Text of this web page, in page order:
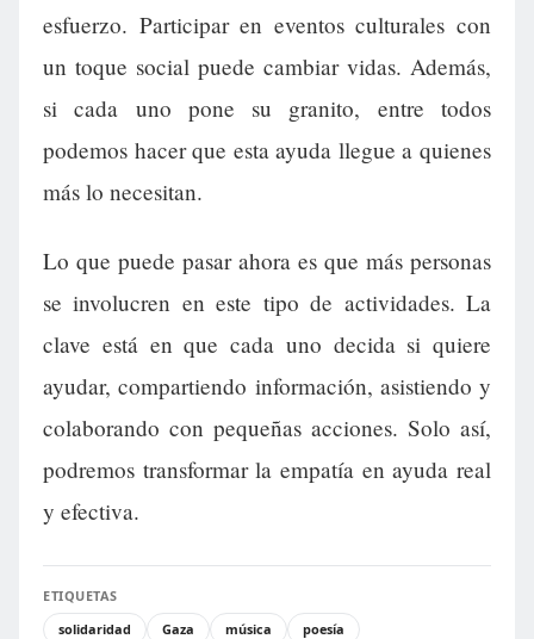
esfuerzo. Participar en eventos culturales con
un toque social puede cambiar vidas. Además,
si cada uno pone su granito, entre todos
podemos hacer que esta ayuda llegue a quienes
más lo necesitan.
Lo que puede pasar ahora es que más personas
se involucren en este tipo de actividades. La
clave está en que cada uno decida si quiere
ayudar, compartiendo información, asistiendo y
colaborando con pequeñas acciones. Solo así,
podremos transformar la empatía en ayuda real
y efectiva.
ETIQUETAS
solidaridad
Gaza música
poesía